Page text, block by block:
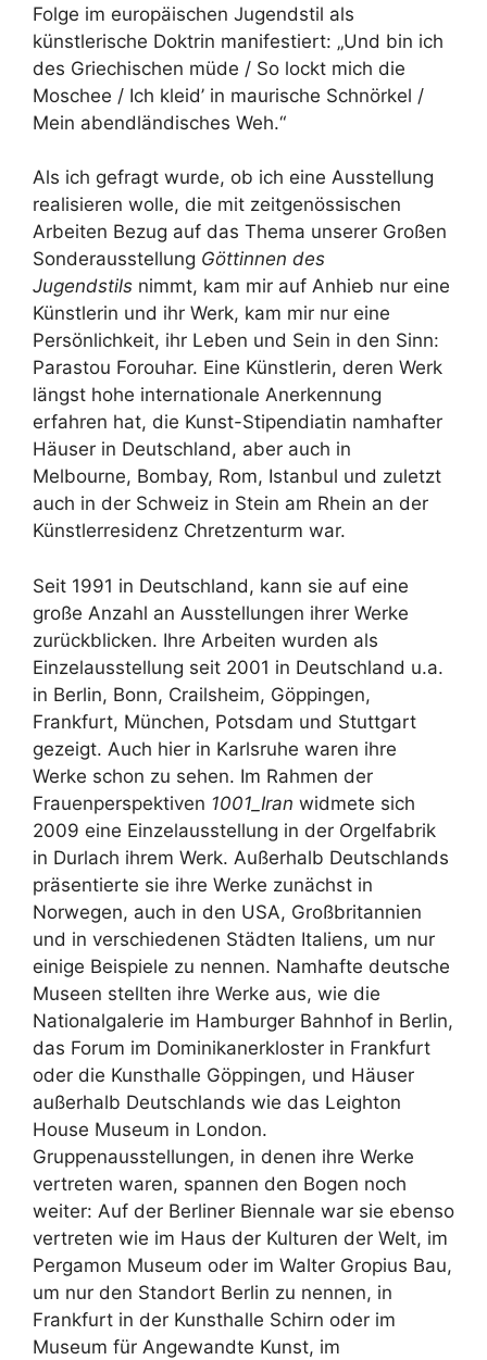
Folge im europäischen Jugendstil als
künstlerische Doktrin manifestiert: „Und bin ich
des Griechischen müde / So lockt mich die
Moschee / Ich kleid’ in maurische Schnörkel /
Mein abendländisches Weh.“
Als ich gefragt wurde, ob ich eine Ausstellung
realisieren wolle, die mit zeitgenössischen
Arbeiten Bezug auf das Thema unserer Großen
Sonderausstellung Göttinnen des
Jugendstils nimmt, kam mir auf Anhieb nur eine
Künstlerin und ihr Werk, kam mir nur eine
Persönlichkeit, ihr Leben und Sein in den Sinn:
Parastou Forouhar. Eine Künstlerin, deren Werk
längst hohe internationale Anerkennung
erfahren hat, die Kunst-Stipendiatin namhafter
Häuser in Deutschland, aber auch in
Melbourne, Bombay, Rom, Istanbul und zuletzt
auch in der Schweiz in Stein am Rhein an der
Künstlerresidenz Chretzenturm war.
Seit 1991 in Deutschland, kann sie auf eine
große Anzahl an Ausstellungen ihrer Werke
zurückblicken. Ihre Arbeiten wurden als
Einzelausstellung seit 2001 in Deutschland u.a.
in Berlin, Bonn, Crailsheim, Göppingen,
Frankfurt, München, Potsdam und Stuttgart
gezeigt. Auch hier in Karlsruhe waren ihre
Werke schon zu sehen. Im Rahmen der
Frauenperspektiven 1001_Iran widmete sich
2009 eine Einzelausstellung in der Orgelfabrik
in Durlach ihrem Werk. Außerhalb Deutschlands
präsentierte sie ihre Werke zunächst in
Norwegen, auch in den USA, Großbritannien
und in verschiedenen Städten Italiens, um nur
einige Beispiele zu nennen. Namhafte deutsche
Museen stellten ihre Werke aus, wie die
Nationalgalerie im Hamburger Bahnhof in Berlin,
das Forum im Dominikanerkloster in Frankfurt
oder die Kunsthalle Göppingen, und Häuser
außerhalb Deutschlands wie das Leighton
House Museum in London.
Gruppenausstellungen, in denen ihre Werke
vertreten waren, spannen den Bogen noch
weiter: Auf der Berliner Biennale war sie ebenso
vertreten wie im Haus der Kulturen der Welt, im
Pergamon Museum oder im Walter Gropius Bau,
um nur den Standort Berlin zu nennen, in
Frankfurt in der Kunsthalle Schirn oder im
Museum für Angewandte Kunst, im